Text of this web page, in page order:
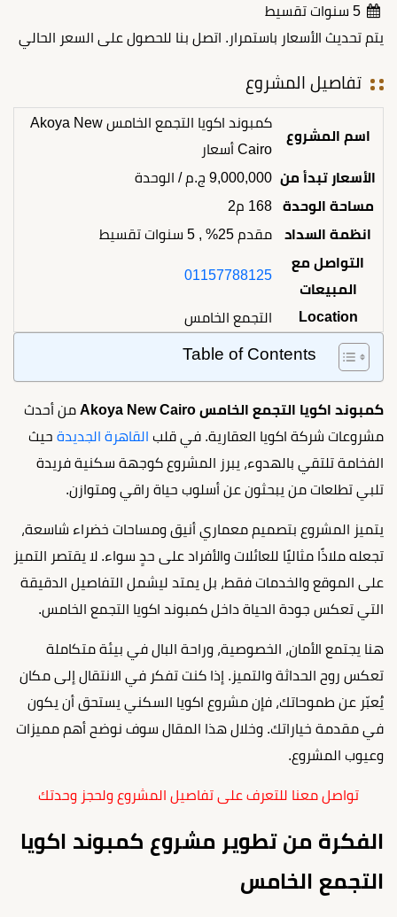
5 سنوات تقسيط
يتم تحديث الأسعار باستمرار. اتصل بنا للحصول على السعر الحالي
تفاصيل المشروع
اسم المشروع
كمبوند اكويا التجمع الخامس Akoya New
Cairo أسعار
الأسعار تبدأ من 9,000,000 ج.م / الوحدة
مساحة الوحدة
168 م2
انظمة السداد
مقدم 25% , 5 سنوات تقسيط
التواصل مع
المبيعات
01157788125
Location التجمع الخامس
Table of Contents
كمبوند اكويا التجمع الخامس Akoya New Cairo
من أحدث
مشروعات شركة اكويا العقارية. في قلب القاهرة الجديدة حيث
الفخامة تلتقي بالهدوء، يبرز المشروع كوجهة سكنية فريدة
تلبي تطلعات من يبحثون عن أسلوب حياة راقي ومتوازن.
يتميز المشروع بتصميم معماري أنيق ومساحات خضراء شاسعة،
تجعله ملاذًا مثاليًا للعائلات والأفراد على حدٍ سواء. لا يقتصر التميز
على الموقع والخدمات فقط، بل يمتد ليشمل التفاصيل الدقيقة
التي تعكس جودة الحياة داخل كمبوند اكويا التجمع الخامس.
هنا يجتمع الأمان، الخصوصية، وراحة البال في بيئة متكاملة
تعكس روح الحداثة والتميز. إذا كنت تفكر في الانتقال إلى مكان
يُعبّر عن طموحاتك، فإن مشروع اكويا السكني يستحق أن يكون
في مقدمة خياراتك. وخلال هذا المقال سوف نوضح أهم مميزات
وعيوب المشروع.
تواصل معنا للتعرف على تفاصيل المشروع ولحجز وحدتك
الفكرة من تطوير مشروع كمبوند اكويا
التجمع الخامس